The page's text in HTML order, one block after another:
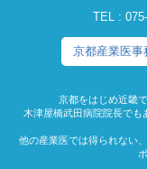
TEL :
京都産業医事
京都をはじめ近畿
木津屋橋武田病院院長でも
他の産業医では得られない